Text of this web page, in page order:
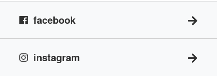
facebook
instagram